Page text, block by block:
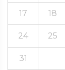
17 18
24 25
31